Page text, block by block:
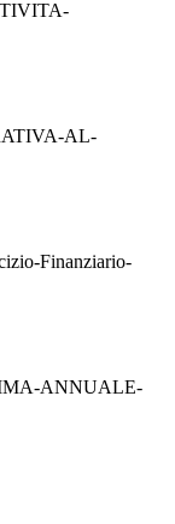
AL-
Finanziario-
ANNUALE-